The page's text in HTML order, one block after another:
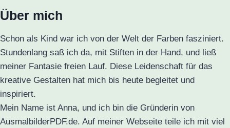
Über mich
Schon als Kind war ich von der Welt der Farben fasziniert.
Stundenlang saß ich da, mit Stiften in der Hand, und ließ
meiner Fantasie freien Lauf. Diese Leidenschaft für das
kreative Gestalten hat mich bis heute begleitet und
inspiriert.
Mein Name ist Anna, und ich bin die Gründerin von
AusmalbilderPDF.de. Auf meiner Webseite teile ich mit viel